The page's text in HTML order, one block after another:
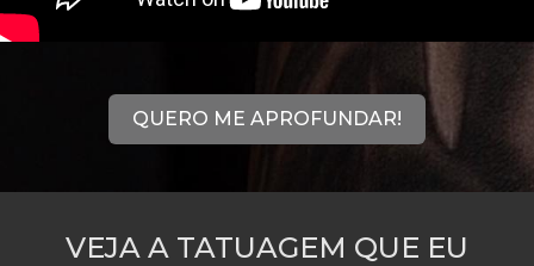
QUERO ME APROFUNDAR!
VEJA A TATUAGEM QUE EU